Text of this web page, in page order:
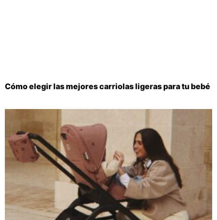
Cómo elegir las mejores carriolas ligeras para tu bebé